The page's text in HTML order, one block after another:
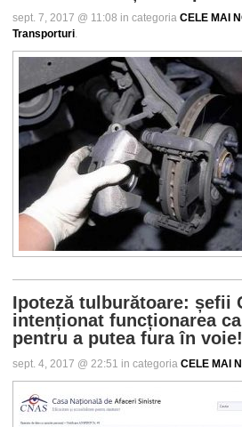
sept. 7, 2017 @ 11:08 in categoria CELE MAI
Transporturi.
Ipoteză tulburătoare: șefii
intenționat funcționarea
pentru a putea fura în voie!
sept. 4, 2017 @ 22:51 in categoria CELE MAI